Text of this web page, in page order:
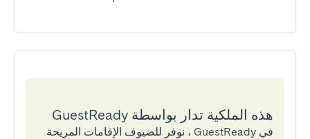
هذه الملكية تدار بواسطة GuestReady
في GuestReady ، نوفر للضيوف الإقامات المريحة